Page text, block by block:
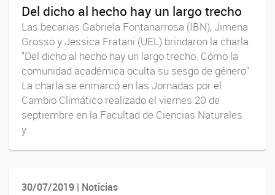
Del dicho al hecho hay un largo trecho
Las becarias Gabriela Fontanarrosa (IBN), Jimena
Grosso y Jessica Fratani (UEL) brindaron la charla:
"Del dicho al hecho hay un largo trecho. Cómo la
comunidad académica oculta su sesgo de género"
La charla se enmarcó en las Jornadas por el
Cambio Climático realizado el viernes 20 de
septiembre en la Facultad de Ciencias Naturales
y...
30/07/2019 | Noticias